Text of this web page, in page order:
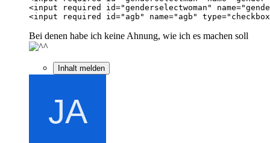
<input required id="agb" name="agb"
Bei denen habe ich keine Ahnung, wie ich es machen soll
Inhalt melden